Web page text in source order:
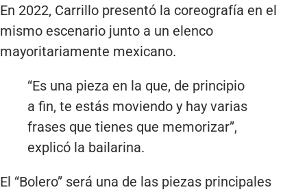
En 2022, Carrillo presentó la coreografía en el
mismo escenario junto a un elenco
mayoritariamente mexicano.
“Es una pieza en la que, de principio
a fin, te estás moviendo y hay varias
frases que tienes que memorizar”,
explicó la bailarina.
El “Bolero” será una de las piezas principales